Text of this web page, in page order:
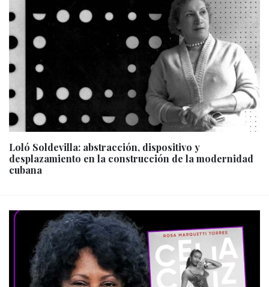
Loló Soldevilla: abstracción, dispositivo y
desplazamiento en la construcción de la modernidad
cubana